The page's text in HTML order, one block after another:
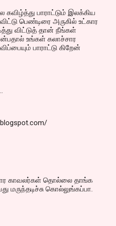
பாராட்டும் இலக்கிய
பெண்டிரை அருகில் உட்கார
விட்டுத் தான் நீங்கள்
உங்கள் கலாச்சார
பாராட்டு கிறேன்
காவலர்கள் தொல்லை தாங்க
மருந்தடிச்சு கொல்லுங்கப்பா.